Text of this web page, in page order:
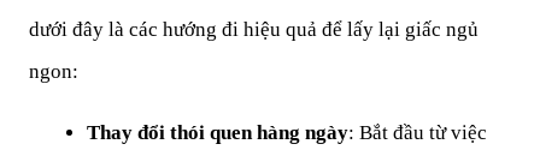
dưới đây là các hướng đi hiệu quả để lấy lại giấc ngủ
ngon:
Thay đổi thói quen hàng ngày: Bắt đầu từ việc